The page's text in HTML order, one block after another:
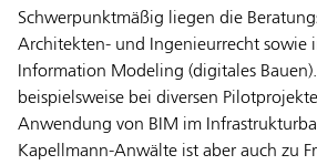
Schwerpunktmäßig liegen die
Architekten- und Ingenieurrecht sowie
Information Modeling (digitales
beispielsweise bei diversen
Anwendung von BIM im
Kapellmann-Anwälte ist aber auch zu